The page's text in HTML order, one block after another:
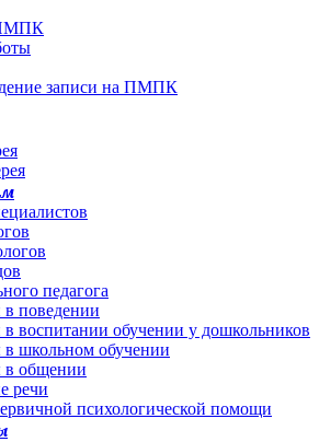
записи на ПМПК
педагога
в поведении
в воспитании обучении у дошкольников
школьном обучении
общении
речи
психологической помощи